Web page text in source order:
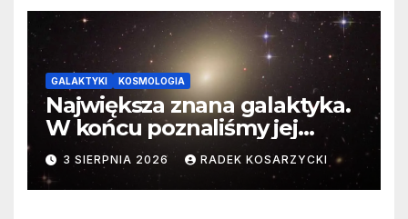
GALAKTYKI KOSMOLOGIA
Największa znana galaktyka.
W końcu poznaliśmy jej
faktyczne wymiary
3 SIERPNIA 2026 RADEK KOSARZYCKI